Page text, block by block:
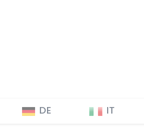
DE IT